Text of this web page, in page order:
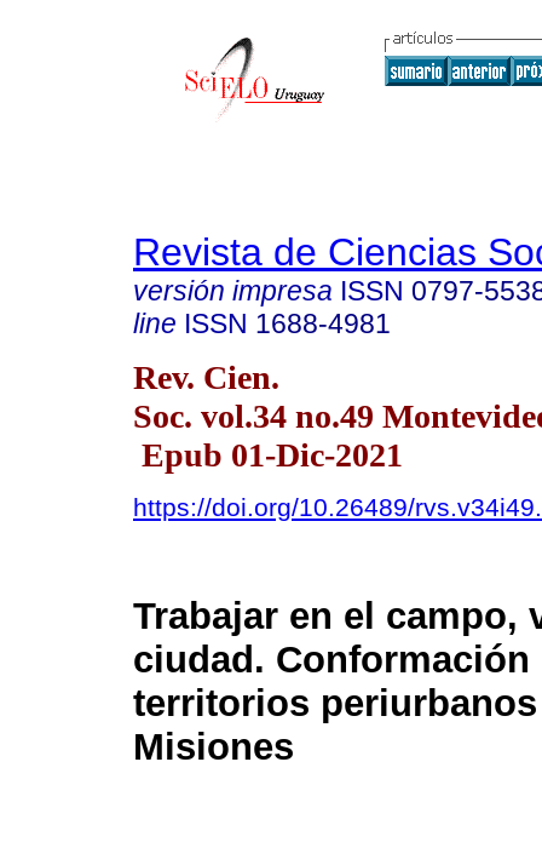
Revista de Ciencias
versión impresa ISSN 0797-
line ISSN 1688-4981
Rev. Cien.
Soc. vol.34 no.49
Epub 01-Dic-2021
https://doi.org/10.26489/
Trabajar en el campo,
ciudad. Conformación
territorios
Misiones